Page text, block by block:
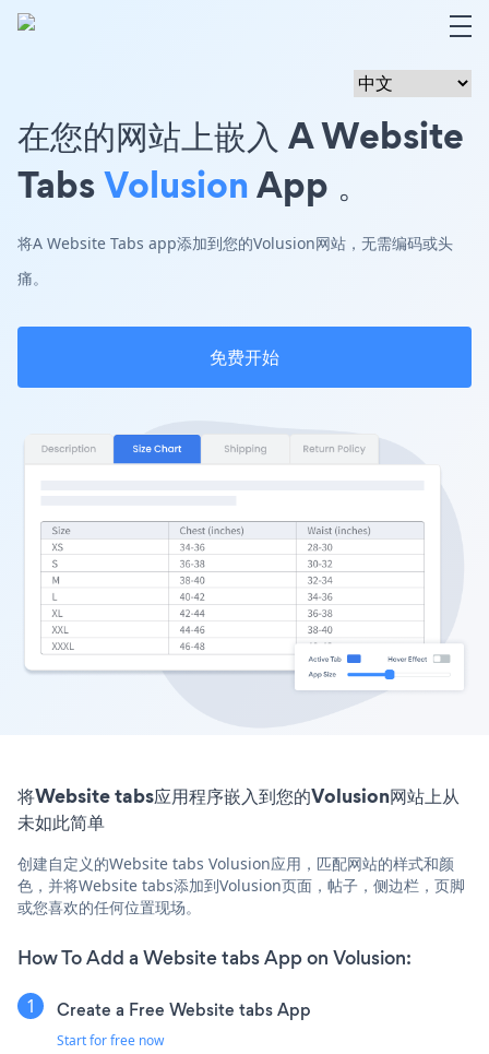
在您的网站上嵌入 A Website
TabsVolusionApp 。
将A Website Tabs app添加到您的Volusion网站，无需编码或头
痛。
免费开始
将Website tabs应用程序嵌入到您的Volusion网站上从
未如此简单
创建自定义的Website tabs Volusion应用，匹配网站的样式和颜
色，并将Website tabs添加到Volusion页面，帖子，侧边栏，页脚
或您喜欢的任何位置现场。
How To Add a Website tabs App on Volusion:
Create a Free Website tabs App
Start for free now